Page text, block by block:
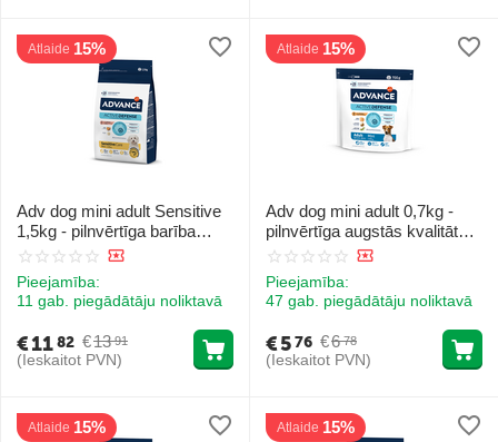
Atlaide 15%
Adv dog mini adult Sensitive
1,5kg - pilnvērtīga barība
mazo šķirņu pieaugušiem
jutīgu gremošanas sistēmu
Pieejamība:
11 gab. piegādātāju noliktavā
€13 91
€1182
(Ieskaitot PVN)
Atlaide 15%
Adv dog mini adult 0,7kg -
pilnvērtīga augstās kvalitātes
sausā barība mazo šķirņu
līdz 10 kg). Ar vistu un rīsiem.
Pieejamība:
47 gab. piegādātāju noliktavā
€6 78
€576
(Ieskaitot PVN)
Atlaide 15% Atlaide 15%